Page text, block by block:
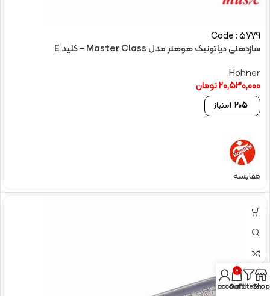
Code : 5779
سازدهنی دیاتونیک هوهنر مدل Master Class – کلید E
Hohner
20,530,000تومان
205 امتیاز
مقایسه
Shop
Filters
0
Cart
My account